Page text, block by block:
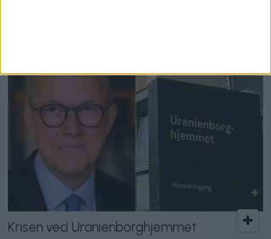
Krisen ved Uranienborghjemmet